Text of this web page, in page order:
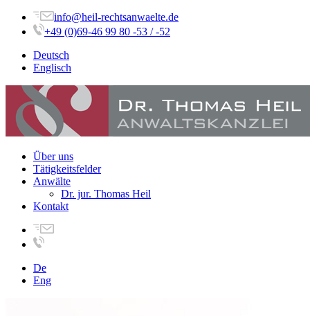
info@heil-rechtsanwaelte.de
+49 (0)69-46 99 80 -53 / -52
Deutsch
Englisch
Über uns
Tätigkeitsfelder
Anwälte
Dr. jur. Thomas Heil
Kontakt
De
Eng